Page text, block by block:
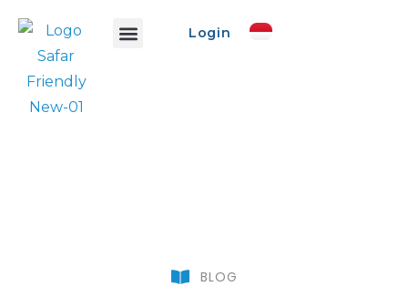
Login
BLOG